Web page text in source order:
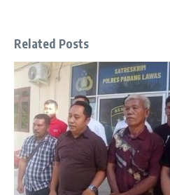
Related Posts